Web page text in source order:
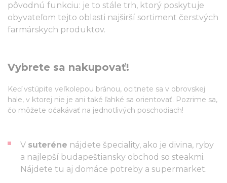
pôvodnú funkciu: je to stále trh, ktorý poskytuje
obyvateľom tejto oblasti najširší sortiment čerstvých
farmárskych produktov.
Vybrete sa nakupovať!
Keď vstúpite veľkolepou bránou, ocitnete sa v obrovskej
hale, v ktorej nie je ani také ľahké sa orientovať. Pozrime sa,
čo môžete očakávať na jednotlivých poschodiach!
V suteréne nájdete špeciality, ako je divina, ryby
a najlepší budapeštiansky obchod so steakmi.
Nájdete tu aj domáce potreby a supermarket.